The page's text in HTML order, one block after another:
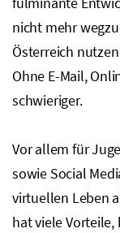
nicht mehr
Österreich
Ohne E-Mail,
schwieriger.
Vor allem für
sowie Social
virtuellen Leben
hat viele